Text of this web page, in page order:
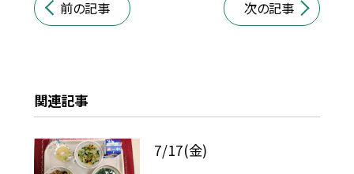
前の記事 次の記事
関連記事
7/17(金)